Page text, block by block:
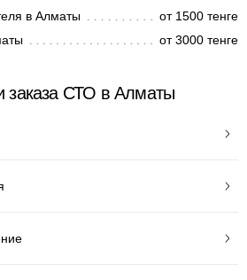
в Алматы
от 1500 тенге
от 3000 тенге
заказа СТО в Алматы